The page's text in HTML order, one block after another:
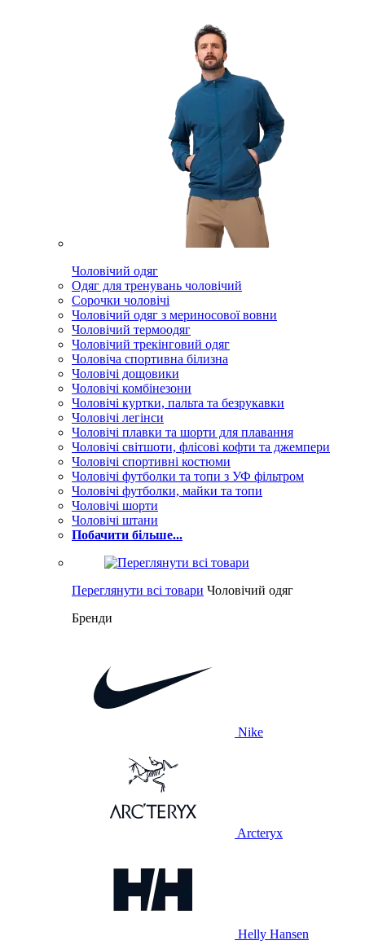
Чоловічий одяг
Одяг для тренувань чоловічий
Сорочки чоловічі
Чоловічий одяг з мериносової вовни
Чоловічий термоодяг
Чоловічий трекінговий одяг
Чоловіча спортивна білизна
Чоловічі дощовики
Чоловічі комбінезони
Чоловічі куртки, пальта та безрукавки
Чоловічі легінси
Чоловічі плавки та шорти для плавання
Чоловічі світшоти, флісові кофти та джемпери
Чоловічі спортивні костюми
Чоловічі футболки та топи з УФ фільтром
Чоловічі футболки, майки та топи
Чоловічі шорти
Чоловічі штани
Побачити більше...
Переглянути всі товари Чоловічий одяг
Бренди
Nike
Arcteryx
Helly Hansen